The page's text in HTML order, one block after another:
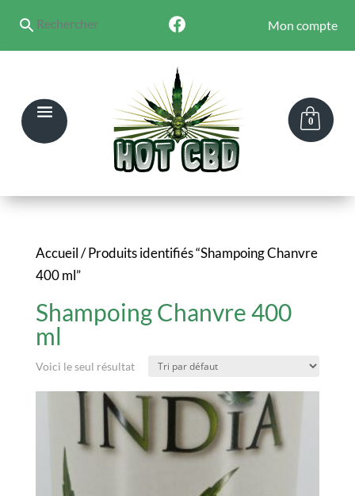
Mon compte
0
Accueil/ Produits identifiés “Shampoing Chanvre
400 ml”
Shampoing Chanvre 400
ml
Voici le seul résultat